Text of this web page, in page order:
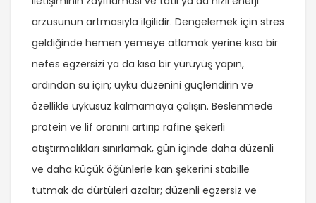
arzusunun artmasıyla ilgilidir. Dengelemek için stres
geldiğinde hemen yemeye atlamak yerine kısa bir
nefes egzersizi ya da kısa bir yürüyüş yapın,
ardından su için; uyku düzenini güçlendirin ve
özellikle uykusuz kalmamaya çalışın. Beslenmede
protein ve lif oranını artırıp rafine şekerli
atıştırmalıkları sınırlamak, gün içinde daha düzenli
ve daha küçük öğünlerle kan şekerini stabille
tutmak da dürtüleri azaltır; düzenli egzersiz ve